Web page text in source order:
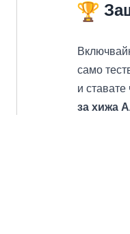
само
и ставате
за хижа